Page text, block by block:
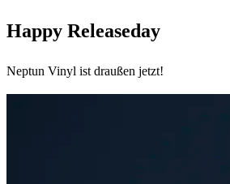
Happy Releaseday
Neptun Vinyl ist draußen jetzt!